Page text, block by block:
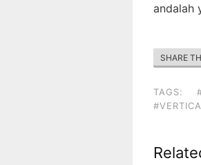
andalah
SHARE
TAGS: